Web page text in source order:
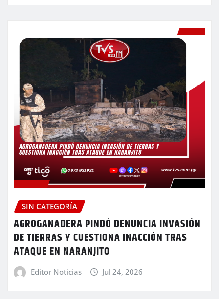
SIN CATEGORÍA
AGROGANADERA PINDÓ DENUNCIA INVASIÓN
DE TIERRAS Y CUESTIONA INACCIÓN TRAS
ATAQUE EN NARANJITO
Editor Noticias Jul 24, 2026